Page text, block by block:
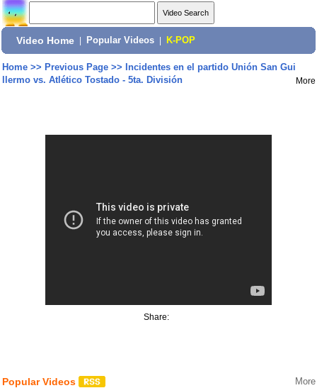
Video Home Popular Videos K-POP
Home>> Previous Page>> Incidentes en el partido Unión San Gui
llermo vs. Atlético Tostado - 5ta. División
More
Share:
Popular Videos More